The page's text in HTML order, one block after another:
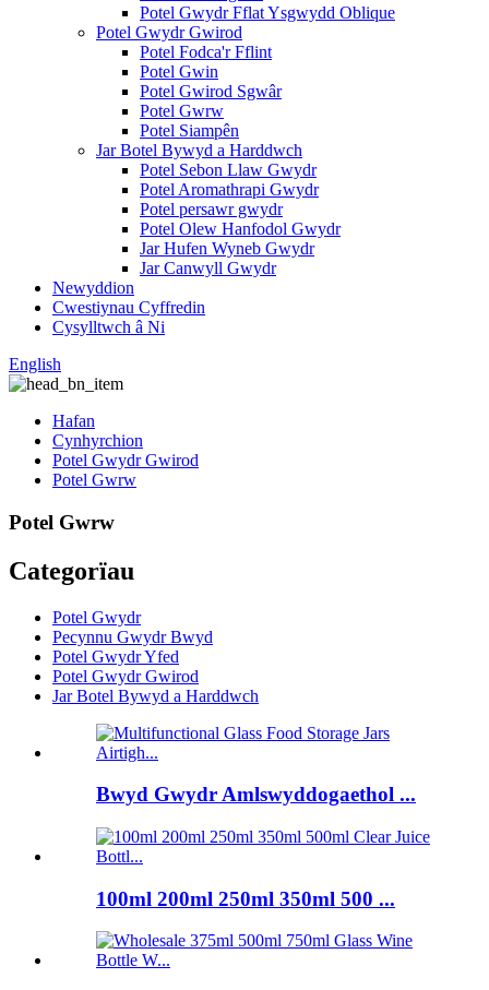
Potel Gwydr Fflat Ysgwydd Oblique
Potel Gwydr Gwirod
Potel Fodca'r Fflint
Potel Gwin
Potel Gwirod Sgwâr
Potel Gwrw
Potel Siampên
Jar Botel Bywyd a Harddwch
Potel Sebon Llaw Gwydr
Potel Aromathrapi Gwydr
Potel persawr gwydr
Potel Olew Hanfodol Gwydr
Jar Hufen Wyneb Gwydr
Jar Canwyll Gwydr
Newyddion
Cwestiynau Cyffredin
Cysylltwch â Ni
English
Hafan
Cynhyrchion
Potel Gwydr Gwirod
Potel Gwrw
Potel Gwrw
Categorïau
Potel Gwydr
Pecynnu Gwydr Bwyd
Potel Gwydr Yfed
Potel Gwydr Gwirod
Jar Botel Bywyd a Harddwch
Bwyd Gwydr Amlswyddogaethol ...
100ml 200ml 250ml 350ml 500 ...